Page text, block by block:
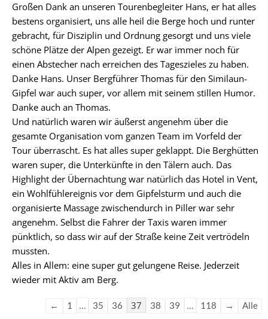
Großen Dank an unseren Tourenbegleiter Hans, er hat alles
bestens organisiert, uns alle heil die Berge hoch und runter
gebracht, für Disziplin und Ordnung gesorgt und uns viele
schöne Plätze der Alpen gezeigt. Er war immer noch für
einen Abstecher nach erreichen des Tageszieles zu haben.
Danke Hans. Unser Bergführer Thomas für den Similaun-
Gipfel war auch super, vor allem mit seinem stillen Humor.
Danke auch an Thomas.
Und natürlich waren wir äußerst angenehm über die
gesamte Organisation vom ganzen Team im Vorfeld der
Tour überrascht. Es hat alles super geklappt. Die Berghütten
waren super, die Unterkünfte in den Tälern auch. Das
Highlight der Übernachtung war natürlich das Hotel in Vent,
ein Wohlfühlereignis vor dem Gipfelsturm und auch die
organisierte Massage zwischendurch in Piller war sehr
angenehm. Selbst die Fahrer der Taxis waren immer
pünktlich, so dass wir auf der Straße keine Zeit vertrödeln
mussten.
Alles in Allem: eine super gut gelungene Reise. Jederzeit
wieder mit Aktiv am Berg.
← 1 … 35 36 37 38 39 … 118 → Alle